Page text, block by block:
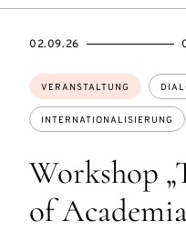
Workshop
of
Themen:
VERANSTALTUNG
INTERNATIONALISIERUNG
EVENTBEGINSON
02.09.26
EVENTENDSON